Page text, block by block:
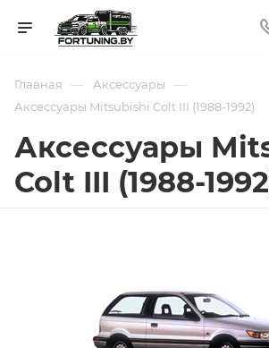
Главная — Аксессуары —
Аксессуары Mitsubishi Colt III (1988-1992)
Аксессуары
Colt III (1988-